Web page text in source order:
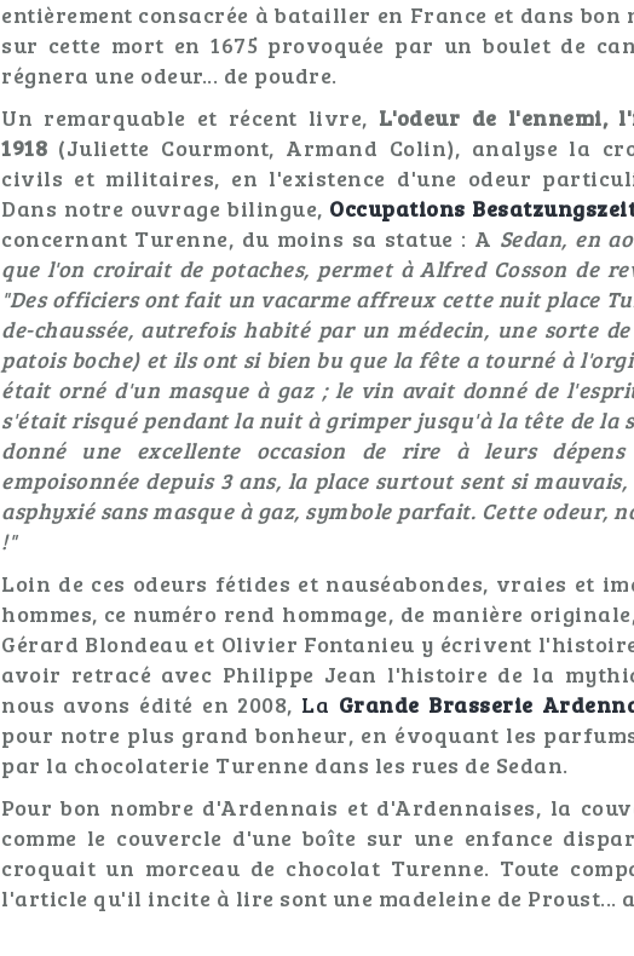
entièrement consacrée à batailler en France et dans bon
sur cette mort en 1675 provoquée par un boulet de
régnera une odeur... de poudre.
Un remarquable et récent livre, L'odeur de l'ennemi,
1918 (Juliette Courmont, Armand Colin), analyse la
civils et militaires, en l'existence d'une odeur
Dans notre ouvrage bilingue, Occupations
concernant Turenne, du moins sa statue : A Sedan, en
que l'on croirait de potaches, permet à Alfred Cosson de
"Des officiers ont fait un vacarme affreux cette nuit place
de-chaussée, autrefois habité par un médecin, une sorte
patois boche) et ils ont si bien bu que la fête a tourné à
était orné d'un masque à gaz ; le vin avait donné de
s'était risqué pendant la nuit à grimper jusqu'à la tête de la
donné une excellente occasion de rire à leurs
empoisonnée depuis 3 ans, la place surtout sent si
asphyxié sans masque à gaz, symbole parfait. Cette odeur,
!"
Loin de ces odeurs fétides et nauséabondes, vraies et
hommes, ce numéro rend hommage, de manière
Gérard Blondeau et Olivier Fontanieu y écrivent
avoir retracé avec Philippe Jean l'histoire de la
nous avons édité en 2008, La Grande Brasserie
pour notre plus grand bonheur, en évoquant les
par la chocolaterie Turenne dans les rues de Sedan.
Pour bon nombre d'Ardennais et d'Ardennaises, la
comme le couvercle d'une boîte sur une enfance
croquait un morceau de chocolat Turenne. Toute
l'article qu'il incite à lire sont une madeleine de Proust...